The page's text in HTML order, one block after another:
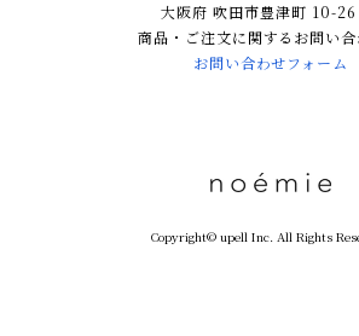
大阪府 吹田市豊津町 10-
商品・ご注文に関するお問い合
お問い合わせフォーム
Copyright© upell Inc. All Rights